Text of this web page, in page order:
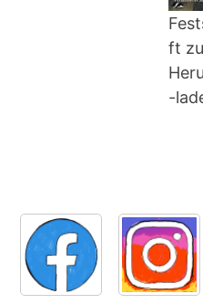
ft
-